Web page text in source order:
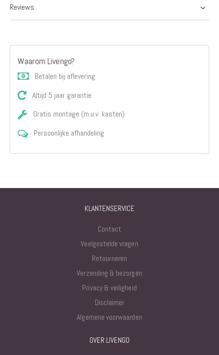
Reviews
Waarom Livengo?
Betalen bij aflevering
Altijd 5 jaar garantie
Gratis montage (m.u.v. kasten)
Persoonlijke afhandeling
KLANTENSERVICE
Contact
Veelgestelde vragen
Retourneren
Verzending & bezorgen
Privacy & veiligheid
Disclaimer
Algemene voorwaarden
OVER LIVENGO